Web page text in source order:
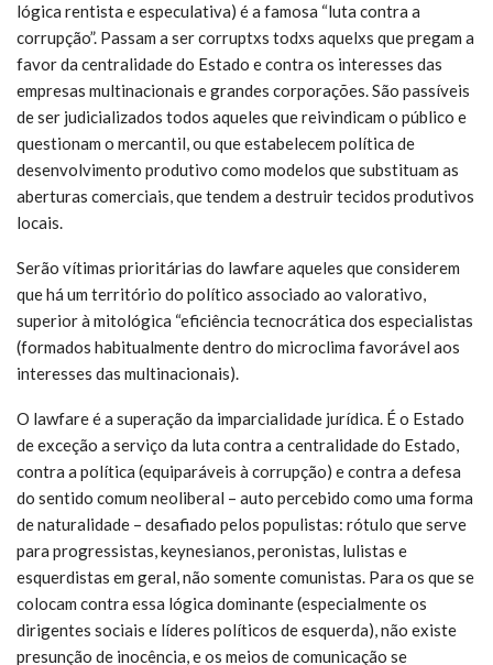
lógica rentista e especulativa) é a famosa “luta contra a
corrupção”. Passam a ser corruptxs todxs aquelxs que pregam a
favor da centralidade do Estado e contra os interesses das
empresas multinacionais e grandes corporações. São passíveis
de ser judicializados todos aqueles que reivindicam o público e
questionam o mercantil, ou que estabelecem política de
desenvolvimento produtivo como modelos que substituam as
aberturas comerciais, que tendem a destruir tecidos produtivos
locais.
Serão vítimas prioritárias do lawfare aqueles que considerem
que há um território do político associado ao valorativo,
superior à mitológica “eficiência tecnocrática dos especialistas
(formados habitualmente dentro do microclima favorável aos
interesses das multinacionais).
O lawfare é a superação da imparcialidade jurídica. É o Estado
de exceção a serviço da luta contra a centralidade do Estado,
contra a política (equiparáveis à corrupção) e contra a defesa
do sentido comum neoliberal – auto percebido como uma forma
de naturalidade – desafiado pelos populistas: rótulo que serve
para progressistas, keynesianos, peronistas, lulistas e
esquerdistas em geral, não somente comunistas. Para os que se
colocam contra essa lógica dominante (especialmente os
dirigentes sociais e líderes políticos de esquerda), não existe
presunção de inocência, e os meios de comunicação se